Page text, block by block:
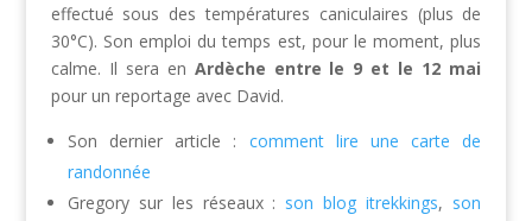
effectué sous des températures caniculaires (plus de
30°C). Son emploi du temps est, pour le moment, plus
calme. Il sera en Ardèche entre le 9 et le 12 mai
pour un reportage avec David.
Son dernier article : comment lire une carte de
randonnée
Gregory sur les réseaux : son blog itrekkings, son